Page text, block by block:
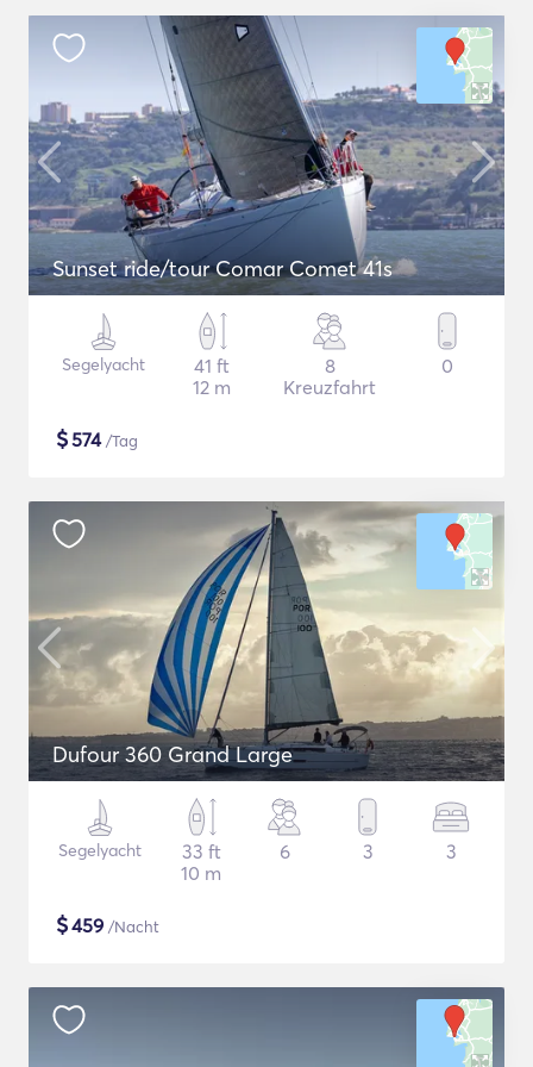
Sunset ride/tour Comar Comet 41s
Segelyacht
41 ft
12 m
8
Kreuzfahrt
0
$574/Tag
Dufour 360 Grand Large
Segelyacht
33 ft
10 m
6 3 3
$459 /Nacht